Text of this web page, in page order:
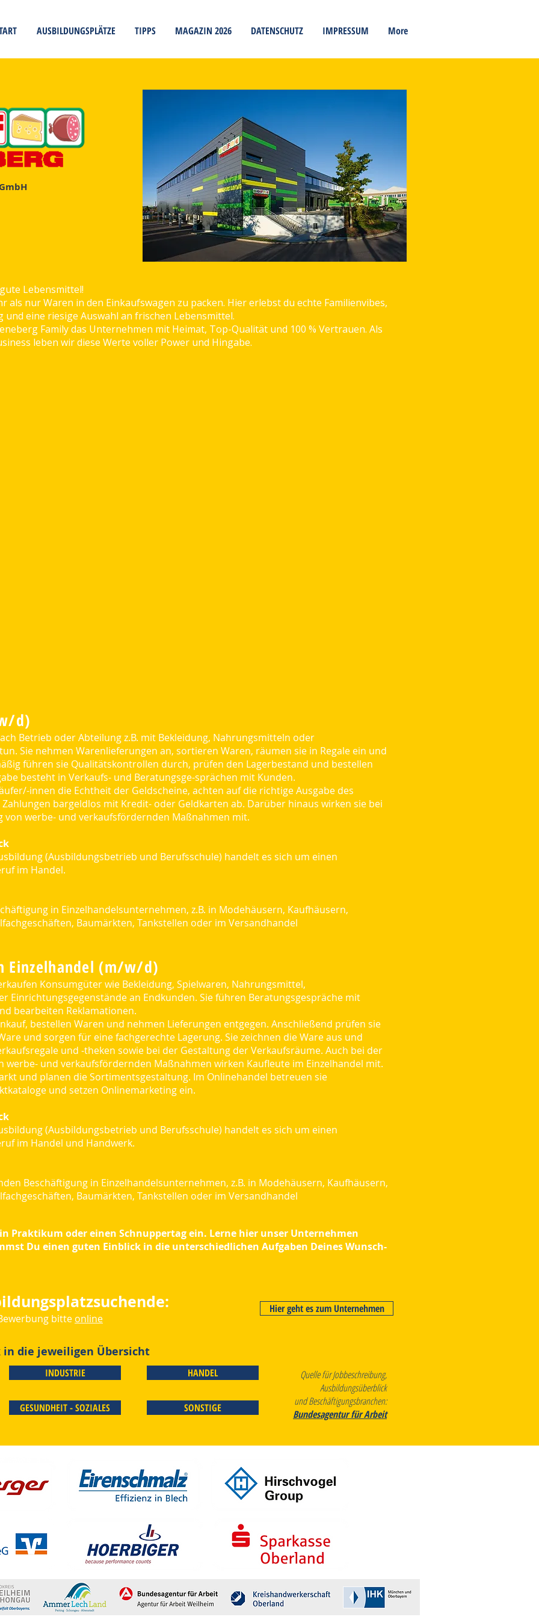
AUSBILDUNGSPLÄTZE TIPPS MAGAZIN 2026 DATENSCHUTZ IMPRESSUM More
Lebensmittel!
als nur Waren in den Einkaufswagen zu packen. Hier erlebst du echte Familienvibes,
eine riesige Auswahl an frischen Lebensmittel.
Family das Unternehmen mit Heimat, Top-Qualität und 100 % Vertrauen. Als
leben wir diese Werte voller Power und Hingabe.
d)
Betrieb oder Abteilung z.B. mit Bekleidung, Nahrungsmitteln oder
Sie nehmen Warenlieferungen an, sortieren Waren, räumen sie in Regale ein und
führen sie Qualitätskontrollen durch, prüfen den Lagerbestand und bestellen
besteht in Verkaufs- und Beratungsge-sprächen mit Kunden.
innen die Echtheit der Geldscheine, achten auf die richtige Ausgabe des
bargeldlos mit Kredit- oder Geldkarten ab. Darüber hinaus wirken sie bei
von werbe- und verkaufsfördernden Maßnahmen mit.
(Ausbildungsbetrieb und Berufsschule) handelt es sich um einen
im Handel.
in Einzelhandelsunternehmen, z.B. in Modehäusern, Kaufhäusern,
Baumärkten, Tankstellen oder im Versandhandel
Einzelhandel (m/w/d)
Konsumgüter wie Bekleidung, Spielwaren, Nahrungsmittel,
Einrichtungsgegenstände an Endkunden. Sie führen Beratungsgespräche mit
bearbeiten Reklamationen.
bestellen Waren und nehmen Lieferungen entgegen. Anschließend prüfen sie
und sorgen für eine fachgerechte Lagerung. Sie zeichnen die Ware aus und
und ‑theken sowie bei der Gestaltung der Verkaufsräume. Auch bei der
werbe- und verkaufsfördernden Maßnahmen wirken Kaufleute im Einzelhandel mit.
und planen die Sortimentsgestaltung. Im Onlinehandel betreuen sie
und setzen Onlinemarketing ein.
(Ausbildungsbetrieb und Berufsschule) handelt es sich um einen
im Handel und Handwerk.
Beschäftigung in Einzelhandelsunternehmen, z.B. in Modehäusern, Kaufhäusern,
Baumärkten, Tankstellen oder im Versandhandel
Praktikum oder einen Schnuppertag ein. Lerne hier unser Unternehmen
Du einen guten Einblick in die unterschiedlichen Aufgaben Deines Wunsch-
Hier geht es zum Unternehmen
bitte online
die jeweiligen Übersicht
INDUSTRIE
GESUNDHEIT - SOZIALES
HANDEL
SONSTIGE
Quelle für Jobbeschreibung,
Ausbildungsüberblick
und Beschäftigungsbranchen:
Bundesagentur für Arbeit